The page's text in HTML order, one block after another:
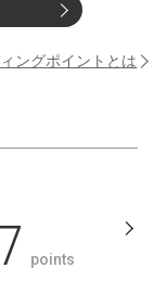
ングポイントとは
points